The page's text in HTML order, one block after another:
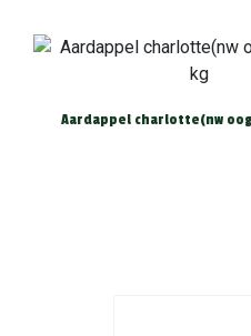
Aardappel charlotte(nw